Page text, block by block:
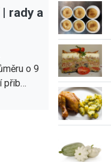
rady a
o 9
přib…